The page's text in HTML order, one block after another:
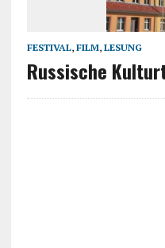
FESTIVAL, FILM, LESUNG
Russische